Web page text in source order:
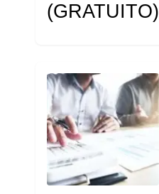
(GRATUITO)